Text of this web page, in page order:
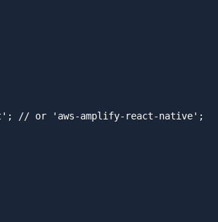
// or 'aws-amplify-react-native';